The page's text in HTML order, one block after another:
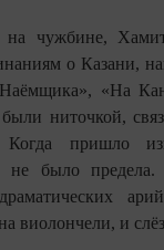
на чужбине,
о Казани,
«На
ниточкой,
Когда пришло
не было предела.
виолончели, и